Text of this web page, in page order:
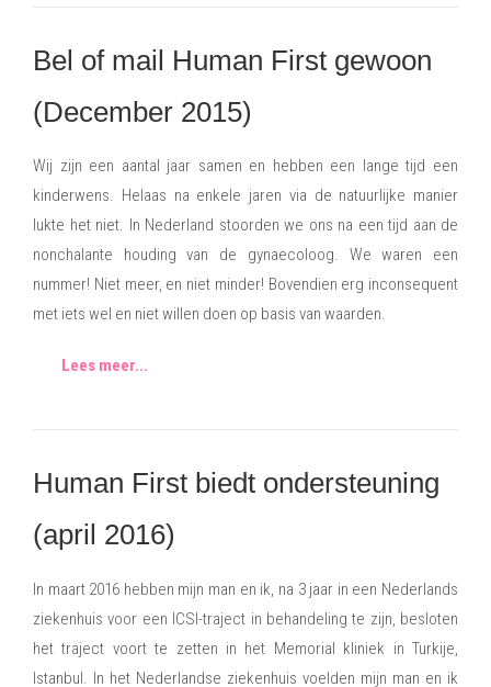
Bel of mail Human First gewoon
(December 2015)
Wij zijn een aantal jaar samen en hebben een lange tijd een
kinderwens. Helaas na enkele jaren via de natuurlijke manier
lukte het niet. In Nederland stoorden we ons na een tijd aan de
nonchalante houding van de gynaecoloog. We waren een
nummer! Niet meer, en niet minder! Bovendien erg inconsequent
met iets wel en niet willen doen op basis van waarden.
Lees meer...
Human First biedt ondersteuning
(april 2016)
In maart 2016 hebben mijn man en ik, na 3 jaar in een Nederlands
ziekenhuis voor een ICSI-traject in behandeling te zijn, besloten
het traject voort te zetten in het Memorial kliniek in Turkije,
Istanbul. In het Nederlandse ziekenhuis voelden mijn man en ik